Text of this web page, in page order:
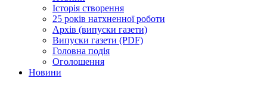
Історія створення
25 років натхненної роботи
Архів (випуски газети)
Випуски газети (PDF)
Головна подія
Оголошення
Новини